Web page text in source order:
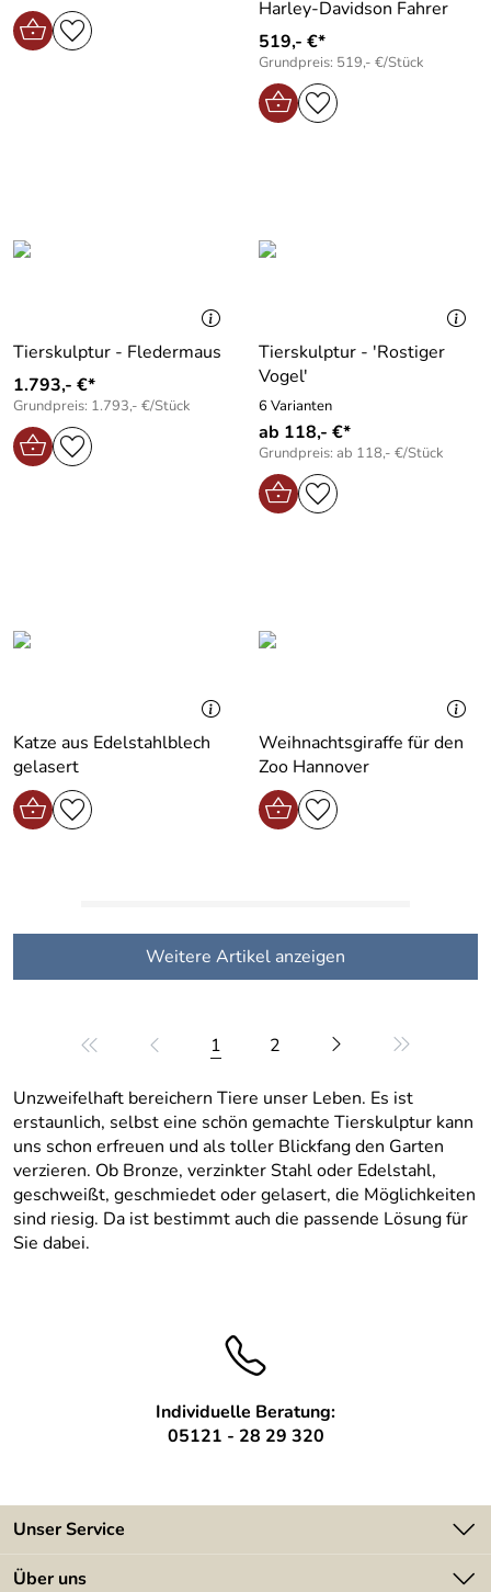
Harley-Davidson Fahrer
519,- €*
Grundpreis: 519,- €/Stück
Tierskulptur - Fledermaus
1.793,- €*
Grundpreis: 1.793,- €/Stück
Tierskulptur - ′Rostiger
Vogel′
6 Varianten
ab 118,- €*
Grundpreis: ab 118,- €/Stück
Katze aus Edelstahlblech
gelasert
Weihnachtsgiraffe für den
Zoo Hannover
Weitere Artikel anzeigen
1 2
Unzweifelhaft bereichern Tiere unser Leben. Es ist
erstaunlich, selbst eine schön gemachte Tierskulptur kann
uns schon erfreuen und als toller Blickfang den Garten
verzieren. Ob Bronze, verzinkter Stahl oder Edelstahl,
geschweißt, geschmiedet oder gelasert, die Möglichkeiten
sind riesig. Da ist bestimmt auch die passende Lösung für
Sie dabei.
Individuelle Beratung:
05121 - 28 29 320
Unser Service
Kontakt
Über uns